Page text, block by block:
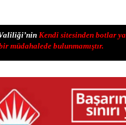
Kendi sitesinden botlar
müdahalede bulunmamıştır.